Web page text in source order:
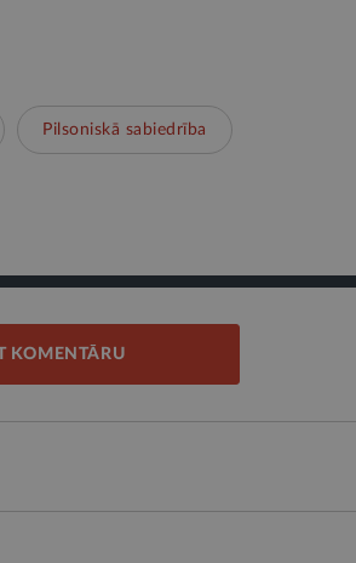
Pilsoniskā sabiedrība
KOMENTĀRU